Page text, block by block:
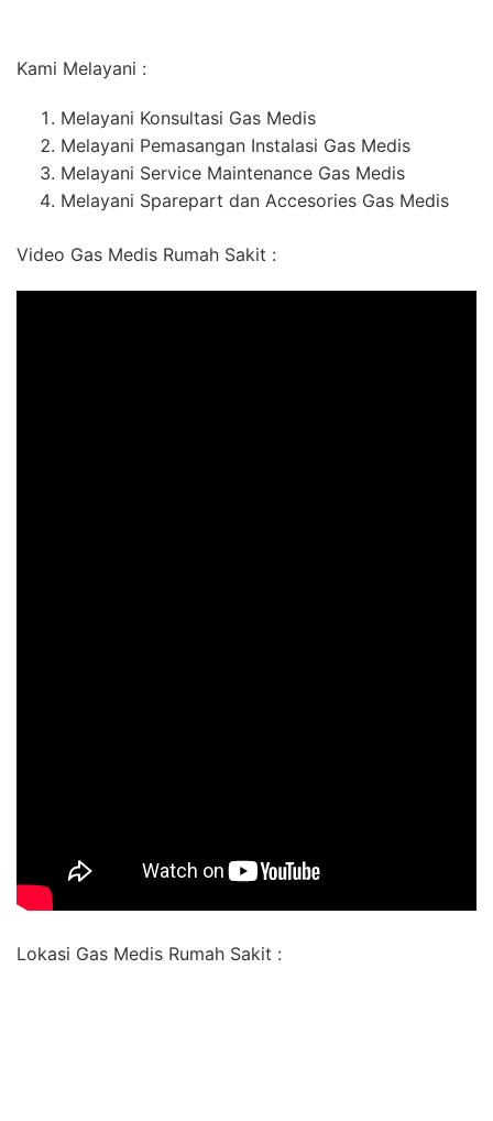
Kami Melayani :
Melayani Konsultasi Gas Medis
Melayani Pemasangan Instalasi Gas Medis
Melayani Service Maintenance Gas Medis
Melayani Sparepart dan Accesories Gas Medis
Video Gas Medis Rumah Sakit :
Lokasi Gas Medis Rumah Sakit :